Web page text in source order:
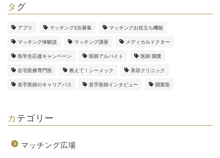
タグ
アプリ マッチング2次募集 マッチングお役立ち機能
マッチング体験談 マッチング講座 メディカルドクター
医学生応援キャンペーン 医師アルバイト 医師 開業
在宅医療専門医 教えて！シーメック 美容クリニック
若手医師のキャリアパス 若手医師インタビュー 開業医
カテゴリー
マッチング広場